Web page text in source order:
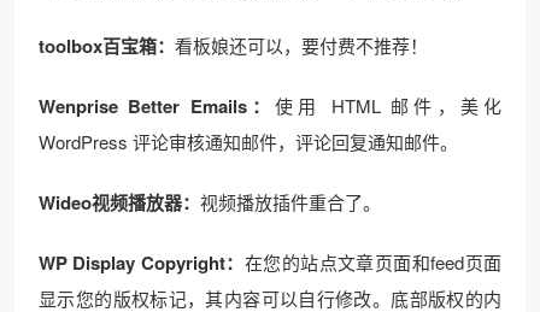
toolbox百宝箱： 看板娘还可以，要付费不推荐！
Wenprise Better Emails： 使用 HTML 邮件，美化
WordPress 评论审核通知邮件，评论回复通知邮件。
Wideo视频播放器： 视频播放插件重合了。
WP Display Copyright： 在您的站点文章页面和feed页面
显示您的版权标记，其内容可以自行修改。底部版权的内